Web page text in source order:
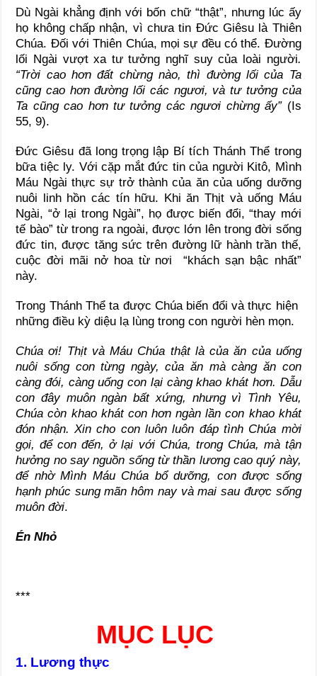
Dù Ngài khẳng định với bốn chữ “thật”, nhưng lúc ấy
họ không chấp nhận, vì chưa tin Đức Giêsu là Thiên
Chúa. Đối với Thiên Chúa, mọi sự đều có thể. Đường
lối Ngài vượt xa tư tưởng nghĩ suy của loài người.
“Trời cao hơn đất chừng nào, thì đường lối của Ta
cũng cao hơn đường lối các ngươi, và tư tưởng của
Ta cũng cao hơn tư tưởng các ngươi chừng ấy” (Is
55, 9).
Đức Giêsu đã long trọng lập Bí tích Thánh Thể trong
bữa tiệc ly. Với cặp mắt đức tin của người Kitô, Mình
Máu Ngài thực sự trở thành của ăn của uống dưỡng
nuôi linh hồn các tín hữu. Khi ăn Thịt và uống Máu
Ngài, “ở lại trong Ngài”, họ được biến đổi, “thay mới
tế bào” từ trong ra ngoài, được lớn lên trong đời sống
đức tin, được tăng sức trên đường lữ hành trần thế,
cuộc đời mãi nở hoa từ nơi “khách sạn bậc nhất”
này.
Trong Thánh Thể ta được Chúa biến đổi và thực hiện
những điều kỳ diệu lạ lùng trong con người hèn mọn.
Chúa ơi! Thịt và Máu Chúa thật là của ăn của uống
nuôi sống con từng ngày, của ăn mà càng ăn con
càng đói, càng uống con lại càng khao khát hơn. Dẫu
con đây muôn ngàn bất xứng, nhưng vì Tình Yêu,
Chúa còn khao khát con hơn ngàn lần con khao khát
đón nhận. Xin cho con luôn luôn đáp tình Chúa mời
gọi, để con đến, ở lại với Chúa, trong Chúa, mà tận
hưởng no say nguồn sống từ thần lương cao quý này,
để nhờ Mình Máu Chúa bổ dưỡng, con được sống
hạnh phúc sung mãn hôm nay và mai sau được sống
muôn đời.
Én Nhỏ
***
MỤC LỤC
1. Lương thực